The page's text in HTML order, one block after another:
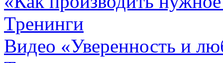
Тренинги
Видео «Уверенность и